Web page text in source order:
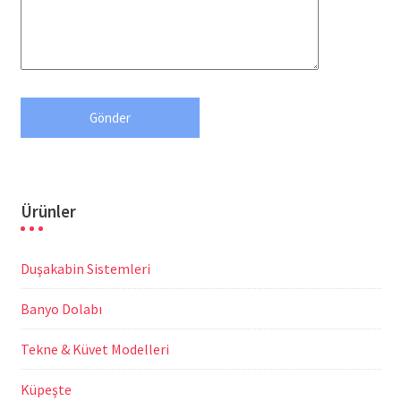
Ürünler
Duşakabin Sistemleri
Banyo Dolabı
Tekne & Küvet Modelleri
Küpeşte